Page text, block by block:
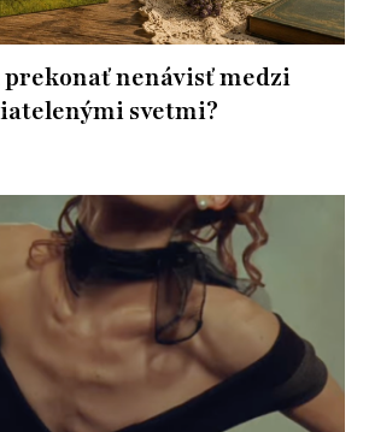
prekonať nenávisť medzi
svetmi?